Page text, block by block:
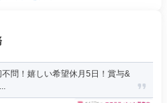
問！嬉しい希望休月5日！賞与&